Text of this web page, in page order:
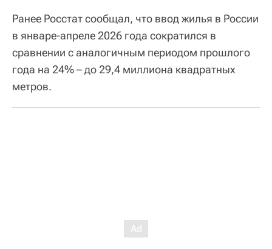
Ранее Росстат сообщал, что ввод жилья в России
в январе-апреле 2026 года сократился в
сравнении с аналогичным периодом прошлого
года на 24% – до 29,4 миллиона квадратных
метров.